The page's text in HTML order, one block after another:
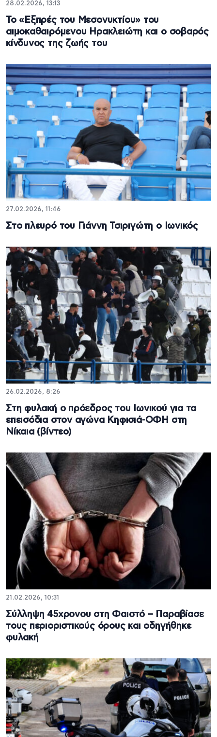
28.02.2026, 13:13
Το «Εξπρές του Μεσονυκτίου» του
αιμοκαθαιρόμενου Ηρακλειώτη και ο σοβαρός
κίνδυνος της ζωής του
27.02.2026, 11:46
Στο πλευρό του Γιάννη Τσιριγώτη ο Ιωνικός
26.02.2026, 8:26
Στη φυλακή ο πρόεδρος του Ιωνικού για τα
επεισόδια στον αγώνα Κηφισιά-ΟΦΗ στη
Νίκαια (βίντεο)
21.02.2026, 10:31
Σύλληψη 45χρονου στη Φαιστό – Παραβίασε
τους περιοριστικούς όρους και οδηγήθηκε
φυλακή